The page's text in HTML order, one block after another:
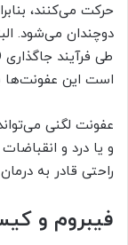
حرکت می‌کنند،
دو‌چندان می‌شود.
است این عفونت‌ها
عفونت لگنی
و یا درد و
راحتی قادر به
فیبروم و